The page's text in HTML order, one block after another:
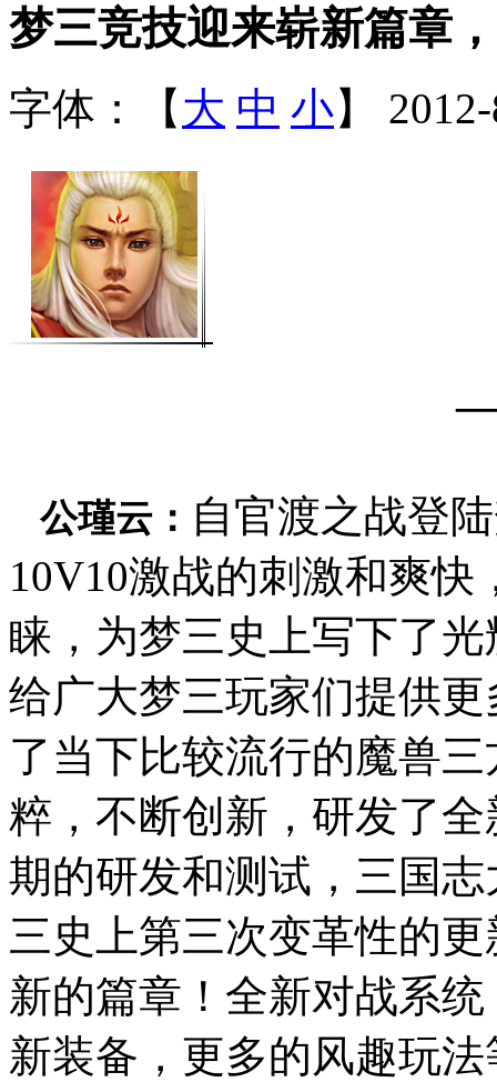
梦三竞技迎来崭新篇章
字体：【 大 中 小】
公瑾云： 自官渡之战登
10V10激战的刺激和爽
睐，为梦三史上写下了
给广大梦三玩家们提供
了当下比较流行的魔兽
粹，不断创新，研发了
期的研发和测试，三国
三史上第三次变革性的
新的篇章！全新对战系
新装备，更多的风趣玩